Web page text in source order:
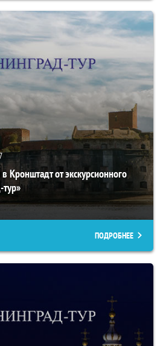
Кронштадт от экскурсионного
тур»
ПОДРОБНЕЕ